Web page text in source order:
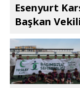
Esenyurt
Başkan